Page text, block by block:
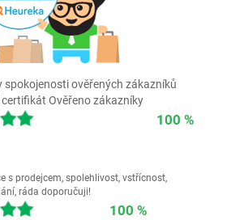
spokojenosti ověřených zákazníků
Ověřeno zákazníky
100 %
s prodejcem, spolehlivost, vstřícnost,
ráda doporučuji!
100 %